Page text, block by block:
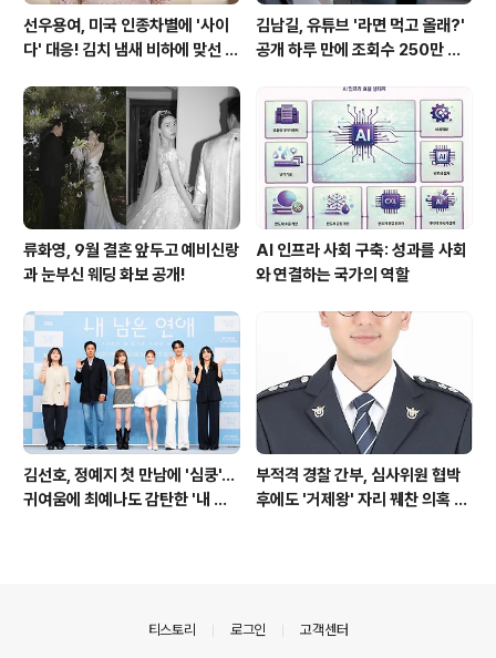
선우용여, 미국 인종차별에 '사이
다' 대응! 김치 냄새 비하에 맞선 통
김남길, 유튜브 '라면 먹고 올래?'
공개 하루 만에 조회수 250만 돌
류화영, 9월 결혼 앞두고 예비신랑
과 눈부신 웨딩 화보 공개!
AI 인프라 사회 구축: 성과를 사회
와 연결하는 국가의 역할
김선호, 정예지 첫 만남에 '심쿵'…
귀여움에 최예나도 감탄한 '내 남
부적격 경찰 간부, 심사위원 협박
후에도 '거제왕' 자리 꿰찬 의혹 진
티스토리 로그인 고객센터